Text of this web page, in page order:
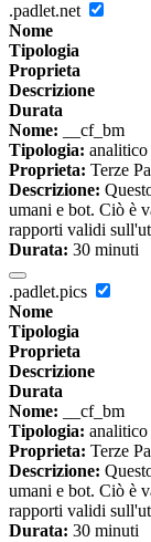
.padlet.net
Nome
Tipologia
Proprieta
Descrizione
Durata
Nome: __cf_bm
Tipologia: analitico
Proprieta: Terze
Descrizione:
umani e bot. Ciò è
rapporti validi
Durata: 30 minuti
.padlet.pics
Nome
Tipologia
Proprieta
Descrizione
Durata
Nome: __cf_bm
Tipologia: analitico
Proprieta: Terze
Descrizione:
umani e bot. Ciò è
rapporti validi
Durata: 30 minuti